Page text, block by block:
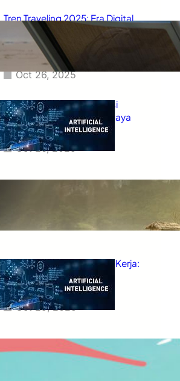
Tren Traveling 2025: Era Digital
Nomad, Wisata Ramah
Lingkungan, dan Petualangan
Cerdas
Oct 26, 2025
Teknologi 2025: AI, Inovasi
Pintar, dan Masa Depan Gaya
Hidup Digital
Oct 26, 2025
Tren Wisata Alam 2025: Kembali
Oct 25, 2025
AI dan Masa Depan Dunia Kerja:
Peluang, Tantangan, dan
Transformasi Digital
Oct 25, 2025
Tren Olahraga Lari dan Maraton
di Indonesia: Gaya Hidup Sehat